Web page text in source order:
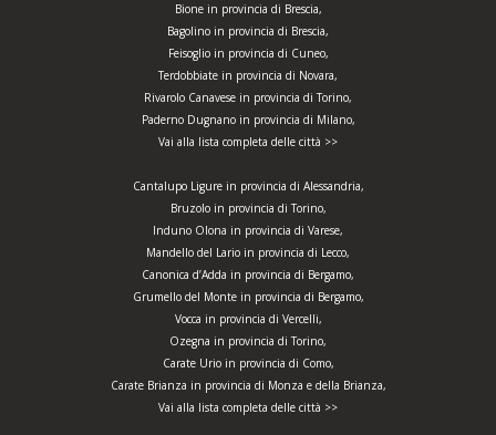
Bione in provincia di Brescia,
Bagolino in provincia di Brescia,
Feisoglio in provincia di Cuneo,
Terdobbiate in provincia di Novara,
Rivarolo Canavese in provincia di Torino,
Paderno Dugnano in provincia di Milano,
Vai alla lista completa delle città >>
Cantalupo Ligure in provincia di Alessandria,
Bruzolo in provincia di Torino,
Induno Olona in provincia di Varese,
Mandello del Lario in provincia di Lecco,
Canonica d’Adda in provincia di Bergamo,
Grumello del Monte in provincia di Bergamo,
Vocca in provincia di Vercelli,
Ozegna in provincia di Torino,
Carate Urio in provincia di Como,
Carate Brianza in provincia di Monza e della Brianza,
Vai alla lista completa delle città >>